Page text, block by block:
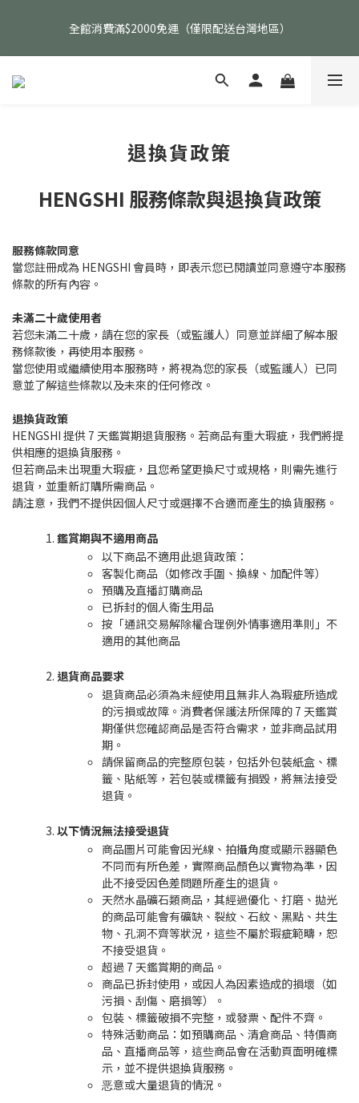
品除外）
全館消費滿$2000免運（僅限配送台灣地區）
父親節活動｜指定品項任選兩件88折（礦標｜高品水晶｜客製化商
退換貨政策
HENGSHI 服務條款與退換貨政策
服務條款同意
當您註冊成為 HENGSHI 會員時，即表示您已閱讀並同意遵守本服務
條款的所有內容。
未滿二十歲使用者
若您未滿二十歲，請在您的家長（或監護人）同意並詳細了解本服
務條款後，再使用本服務。
當您使用或繼續使用本服務時，將視為您的家長（或監護人）已同
意並了解這些條款以及未來的任何修改。
退換貨政策
HENGSHI 提供 7 天鑑賞期退貨服務。若商品有重大瑕疵，我們將提
供相應的退換貨服務。
但若商品未出現重大瑕疵，且您希望更換尺寸或規格，則需先進行
退貨，並重新訂購所需商品。
請注意，我們不提供因個人尺寸或選擇不合適而產生的換貨服務。
鑑賞期與不適用商品
以下商品不適用此退貨政策：
客製化商品（如修改手圍、換線、加配件等）
預購及直播訂購商品
已拆封的個人衛生用品
按「通訊交易解除權合理例外情事適用準則」不
適用的其他商品
退貨商品要求
退貨商品必須為未經使用且無非人為瑕疵所造成
的污損或故障。消費者保護法所保障的 7 天鑑賞
期僅供您確認商品是否符合需求，並非商品試用
期。
請保留商品的完整原包裝，包括外包裝紙盒、標
籤、貼紙等，若包裝或標籤有損毀，將無法接受
退貨。
以下情況無法接受退貨
商品圖片可能會因光線、拍攝角度或顯示器顯色
不同而有所色差，實際商品顏色以實物為準，因
此不接受因色差問題所產生的退貨。
天然水晶礦石類商品，其經過優化、打磨、拋光
的商品可能會有礦缺、裂紋、石紋、黑點、共生
物、孔洞不齊等狀況，這些不屬於瑕疵範疇，恕
不接受退貨。
超過 7 天鑑賞期的商品。
商品已拆封使用，或因人為因素造成的損壞（如
污損、刮傷、磨損等）。
包裝、標籤破損不完整，或發票、配件不齊。
特殊活動商品：如預購商品、清倉商品、特價商
品、直播商品等，這些商品會在活動頁面明確標
示，並不提供退換貨服務。
恶意或大量退貨的情況。